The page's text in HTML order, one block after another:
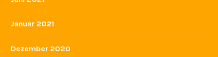
Juni 2022
Mai 2022